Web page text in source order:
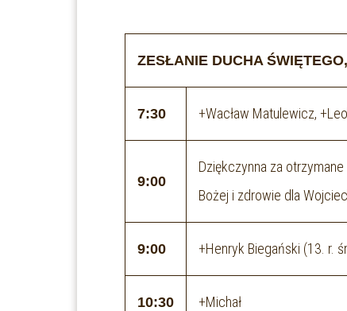
ZESŁANIE DUCHA
7:30 +Wacław Matulewicz,
9:00
Dziękczynna za
Bożej i zdrowie dla
9:00 +Henryk Biegański (13. r.
10:30 +Michał